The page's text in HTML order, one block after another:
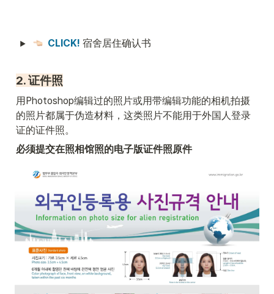
CLICK! 宿舍居住确认书
2. 证件照
用Photoshop编辑过的照片或用带编辑功能的相机拍摄
的照片都属于伪造材料，这类照片不能用于外国人登录
证的证件照。
必须提交在照相馆照的电子版证件照原件